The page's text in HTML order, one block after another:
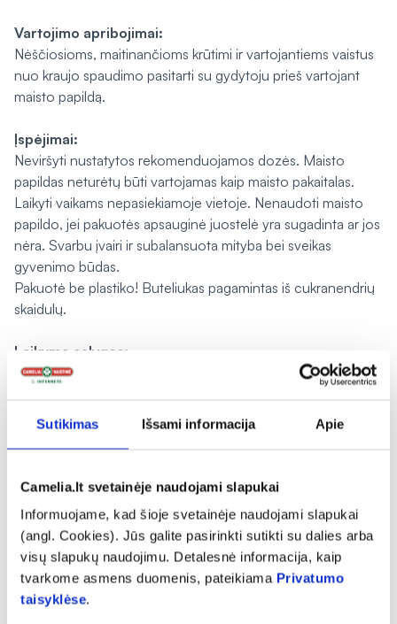
Sutikimas Išsami informacija Apie
Camelia.lt svetainėje naudojami slapukai
Informuojame, kad šioje svetainėje naudojami slapukai
(angl. Cookies). Jūs galite pasirinkti sutikti su dalies arba
visų slapukų naudojimu. Detalesnė informacija, kaip
tvarkome asmens duomenis, pateikiama Privatumo
taisyklėse.
Vartojimo apribojimai:
Nėščiosioms, maitinančioms krūtimi ir vartojantiems vaistus
nuo kraujo spaudimo pasitarti su gydytoju prieš vartojant
maisto papildą.
Įspėjimai:
Neviršyti nustatytos rekomenduojamos dozės. Maisto
papildas neturėtų būti vartojamas kaip maisto pakaitalas.
Laikyti vaikams nepasiekiamoje vietoje. Nenaudoti maisto
papildo, jei pakuotės apsauginė juostelė yra sugadinta ar jos
nėra. Svarbu įvairi ir subalansuota mityba bei sveikas
gyvenimo būdas.
Pakuotė be plastiko! Buteliukas pagamintas iš cukranendrių
skaidulų.
​​​​​​​Laikymo sąlygos:
Laikyti 15–25 °C temperatūroje.
Gamintojas:
Platintojas:
UAB "Bio Sala", P. Lukšio g. 32, LT-08222 Vilnius
Pranešti apie klaidą prekės aprašyme